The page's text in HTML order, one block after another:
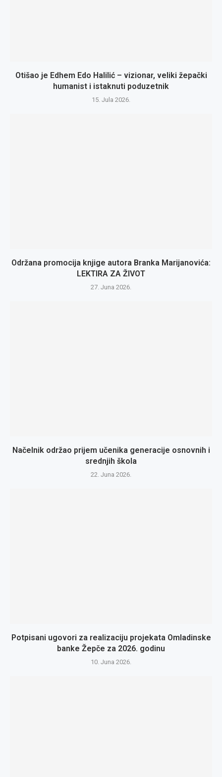
Otišao je Edhem Edo Halilić – vizionar, veliki žepački
humanist i istaknuti poduzetnik
15. Jula 2026.
Održana promocija knjige autora Branka Marijanovića:
LEKTIRA ZA ŽIVOT
27. Juna 2026.
Načelnik održao prijem učenika generacije osnovnih i
srednjih škola
22. Juna 2026.
Potpisani ugovori za realizaciju projekata Omladinske
banke Žepče za 2026. godinu
10. Juna 2026.